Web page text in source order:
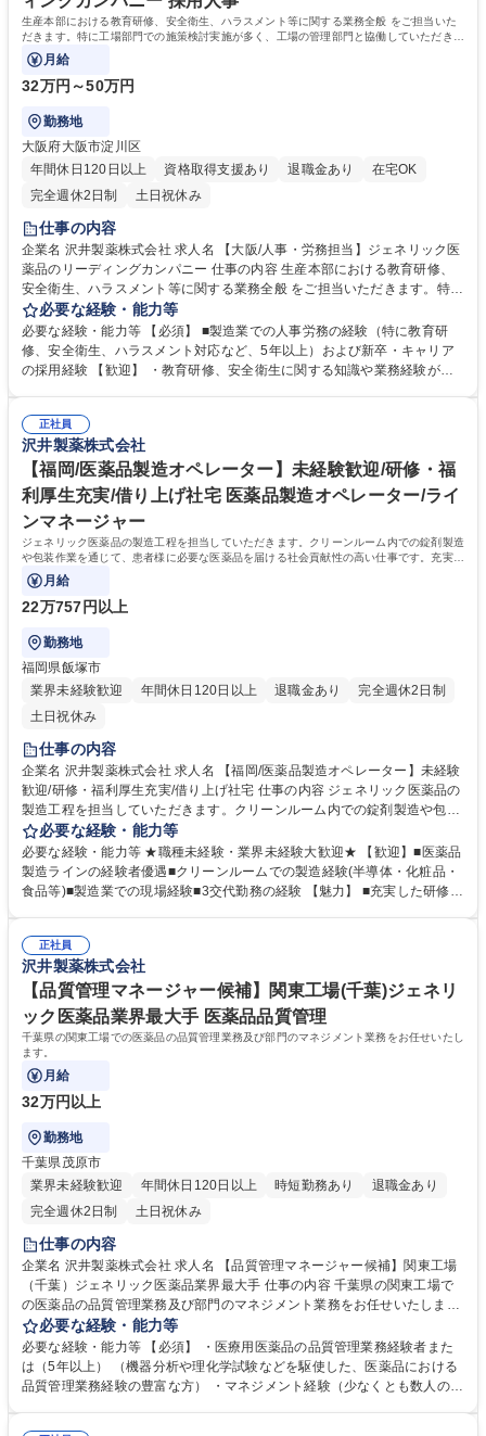
生産本部における教育研修、安全衛生、ハラスメント等に関する業務全般 をご担当いた
だきます。特に工場部門での施策検討実施が多く、工場の管理部門と協働していただきま
す。
月給
32万円～50万円
勤務地
大阪府大阪市淀川区
年間休日120日以上
資格取得支援あり 退職金あり
在宅OK
完全週休2日制
土日祝休み
仕事の内容
企業名 沢井製薬株式会社 求人名 【大阪/人事・労務担当】ジェネリック医
薬品のリーディングカンパニー 仕事の内容 生産本部における教育研修、
安全衛生、ハラスメント等に関する業務全般 をご担当いただきます。特に
工場部門での施策検討実施が多く、工場の管理部門と協働していただきま
す。 【詳細】 ・工場の採用業務 ・安全衛生業務支援、活動内容の企画立
案 ・教育研修の企画立案と実施 ・主に工場部門でのハラスメント事案へ
の対応 など 募集職種 【大阪/人事・労務担当】ジェネリック医薬品のリー
必要な経験・能力等
必要な経験・能力等 【必須】 ■製造業での人事労務の経験（特に教育研
修、安全衛生、ハラスメント対応など、5年以上）および新卒・キャリア
の採用経験 【歓迎】 ・教育研修、安全衛生に関する知識や業務経験があ
・障がい者雇用の経験または同一職場での就労経験 学歴・資格 学歴：大
学院 大学 語学力： 資格：
正社員
沢井製薬株式会社
【福岡/医薬品製造オペレーター】未経験歓迎/研修・福
利厚生充実/借り上げ社宅 医薬品製造オペレーター/ライ
ンマネージャー
ジェネリック医薬品の製造工程を担当していただきます。クリーンルーム内での錠剤製造
や包装作業を通じて、患者様に必要な医薬品を届ける社会貢献性の高い仕事です。充実し
た研修制度があり未経験の方も安心です。
月給
22万757円以上
勤務地
福岡県飯塚市
業界未経験歓迎
年間休日120日以上 退職金あり
完全週休2日制
土日祝休み
仕事の内容
企業名 沢井製薬株式会社 求人名 【福岡/医薬品製造オペレーター】未経験
歓迎/研修・福利厚生充実/借り上げ社宅 仕事の内容 ジェネリック医薬品の
製造工程を担当していただきます。クリーンルーム内での錠剤製造や包装
作業を通じて、患者様に必要な医薬品を届ける社会貢献性の高い仕事で
す。充実した研修制度があり未経験の方も安心です。 【具体的には】クリ
ーンルーム内で医薬品の製造ラインに入り、原料の秤量・混合、造粒、打
錠、コーティング、印刷といった製剤工程、またはPTP包装やボトル充填
す。 【業務内容の変更範囲】当社の指定する業務 募集職種 【福岡/医薬品
製造オペレーター】未経験歓迎/研修・福利厚生充実/借り上げ社宅
必要な経験・能力等
必要な経験・能力等 ★職種未経験・業界未経験大歓迎★ 【歓迎】■医薬品
製造ラインの経験者優遇■クリーンルームでの製造経験(半導体・化粧品・
食品等)■製造業での現場経験■3交代勤務の経験 【魅力】 ■充実した研修制
貢献性の高さ:ジェネリック医薬品トップメーカーとして患者様に必要な医
薬品を届けるとともに、医療費削減に貢献するやりがいを実感できます 学
歴・資格 学歴：大学院 大学 高専 短大 専修学校 高校 語学力： 資格：
正社員
沢井製薬株式会社
【品質管理マネージャー候補】関東工場(千葉)ジェネリ
ック医薬品業界最大手 医薬品品質管理
千葉県の関東工場での医薬品の品質管理業務及び部門のマネジメント業務をお任せいたし
ます。
月給
32万円以上
勤務地
千葉県茂原市
業界未経験歓迎
年間休日120日以上 時短勤務あり
退職金あり
完全週休2日制
土日祝休み
仕事の内容
企業名 沢井製薬株式会社 求人名 【品質管理マネージャー候補】関東工場
（千葉）ジェネリック医薬品業界最大手 仕事の内容 千葉県の関東工場で
の医薬品の品質管理業務及び部門のマネジメント業務をお任せいたしま
す。 ・工場での品質管理業務 （医薬品原料、製造中間品、製剤等の理化
学試験及び機器分析業務等） ・グループメンバーの進捗管理などマネージ
ャー業務 ・グループメンバーの指導・育成 募集職種 【品質管理マネージ
ャー候補】関東工場（千葉）ジェネリック医薬品業界最大手
必要な経験・能力等
必要な経験・能力等 【必須】 ・医療用医薬品の品質管理業務経験者また
は（5年以上） （機器分析や理化学試験などを駆使した、医薬品における
品質管理業務経験の豊富な方） ・マネジメント経験（少なくとも数人のマ